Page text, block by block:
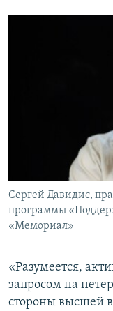
Сергей Давидис,
программы
«Мемориал»
«Разумеется,
запросом на
стороны высшей